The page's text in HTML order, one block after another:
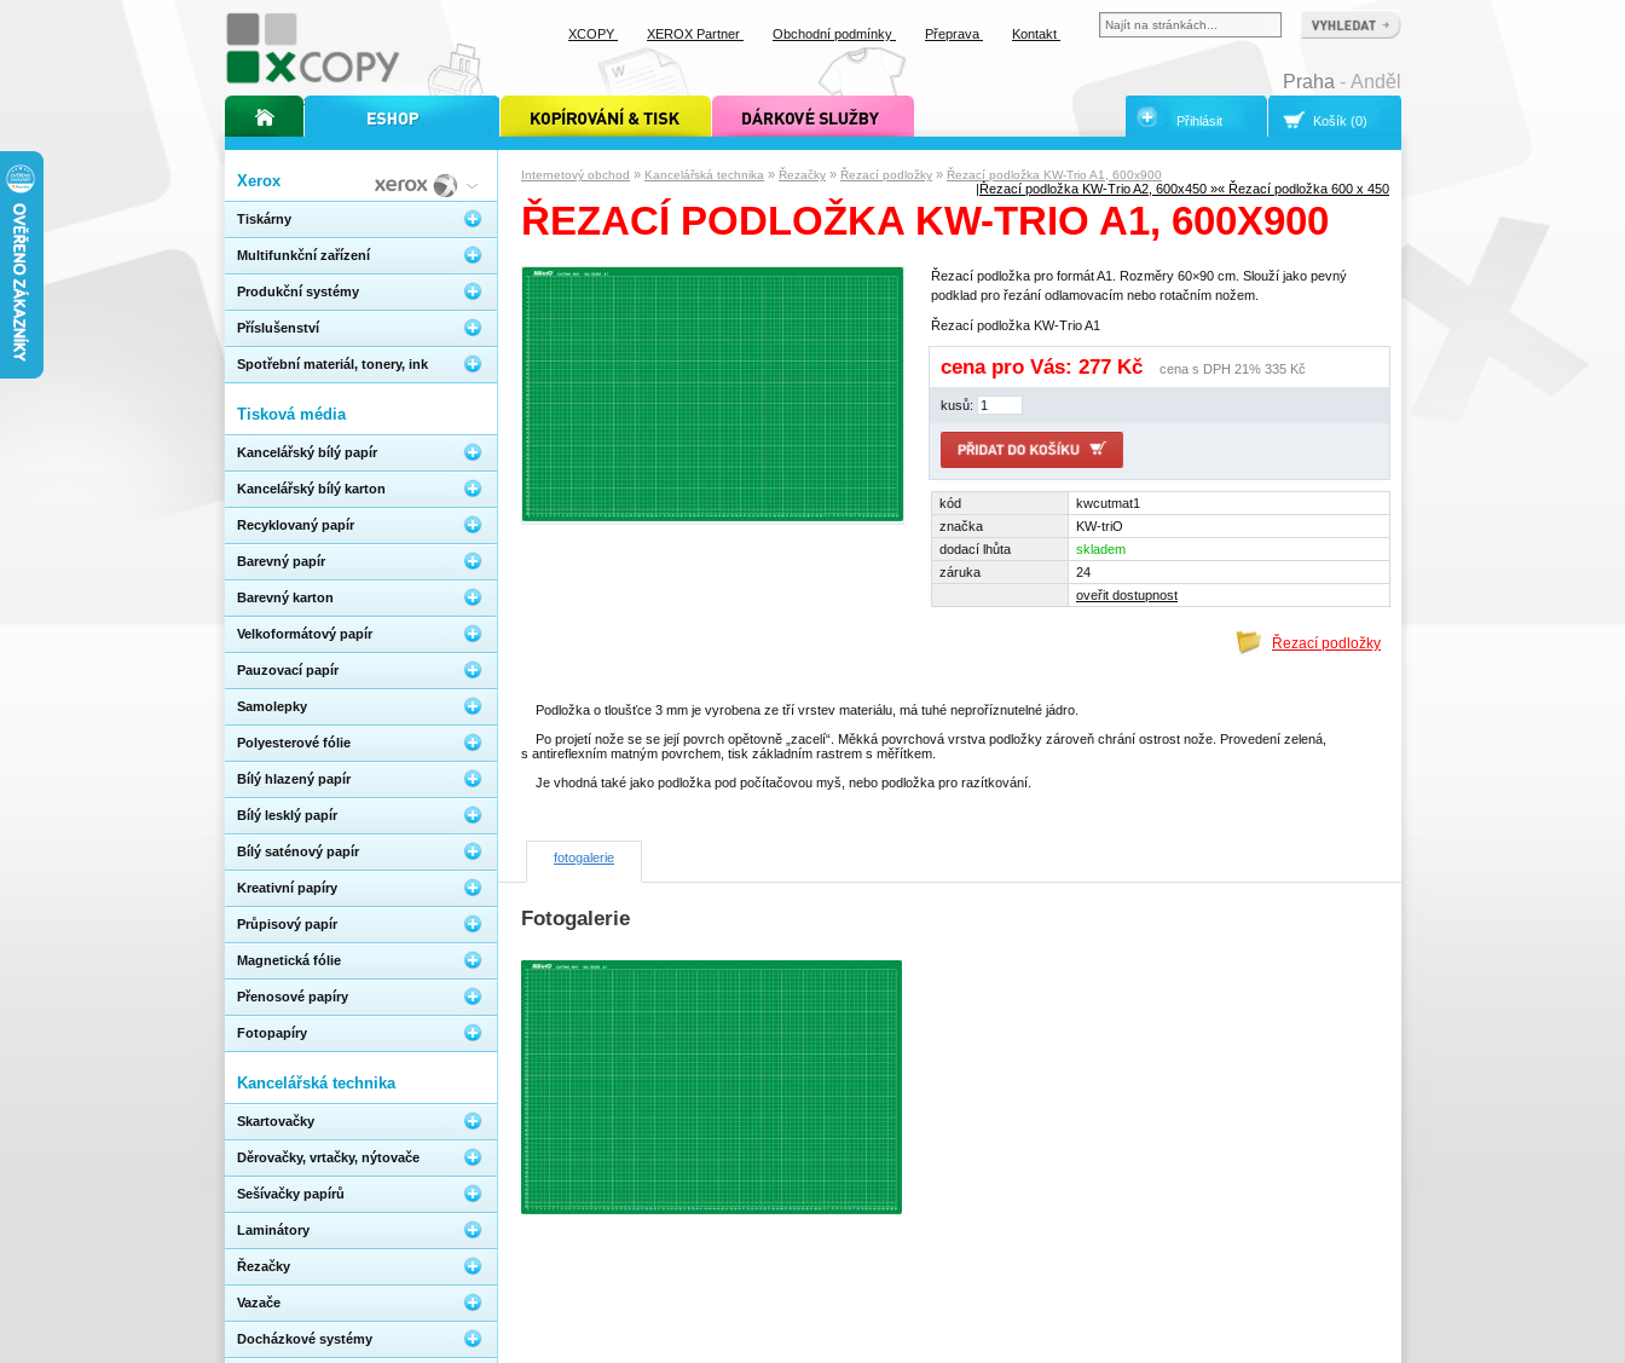
Internetový obchod » Kancelářská technika » Řezačky » Řezací podložky » Řezací podložka KW-Trio A1, 600x900
« Řezací podložka 600 x 450
|Řezací podložka KW-Trio A2, 600x450 »
ŘEZACÍ PODLOŽKA KW-TRIO A1, 600X900
Řezací podložka pro formát A1. Rozměry 60×90 cm. Slouží jako pevný
podklad pro řezání odlamovacím nebo rotačním nožem.
Řezací podložka KW-Trio A1
cena pro Vás: 277 Kč cena s DPH 21% 335 Kč
kusů:
kód
kwcutmat1
značka
KW-triO
dodací lhůta
skladem
záruka
24
oveřit dostupnost
Řezací podložky
Podložka o tloušťce 3 mm je vyrobena ze tří vrstev materiálu, má tuhé neproříznutel­né jádro.
Po projetí nože se se její povrch opětovně „zacelí“. Měkká povrchová vrstva podložky zároveň chrání ostrost nože. Provedení zelená,
s antireflexním matným povrchem, tisk základním rastrem s měřítkem.
Je vhodná také jako podložka pod počítačovou myš, nebo podložka pro razítkování.
fotogalerie
Fotogalerie
Xerox
Tiskárny
Multifunkční zařízení
Produkční systémy
Příslušenství
Spotřební materiál, tonery, ink
Tisková média
Kancelářský bílý papír
Kancelářský bílý karton
Recyklovaný papír
Barevný papír
Barevný karton
Velkoformátový papír
Pauzovací papír
Samolepky
Polyesterové fólie
Bílý hlazený papír
Bílý lesklý papír
Bílý saténový papír
Kreativní papíry
Průpisový papír
Magnetická fólie
Přenosové papíry
Fotopapíry
Kancelářská technika
Skartovačky
Děrovačky, vrtačky, nýtovače
Sešívačky papírů
Laminátory
Řezačky
Vazače
Docházkové systémy
úvodní stránka xcopyinternetový obchod xcopy kopírování a tisk xcopy dárkové služby xcopy
XCOPY XEROX Partner Obchodní podmínky Přeprava Kontakt
Praha - Anděl
Košík (0)
Přihlásit